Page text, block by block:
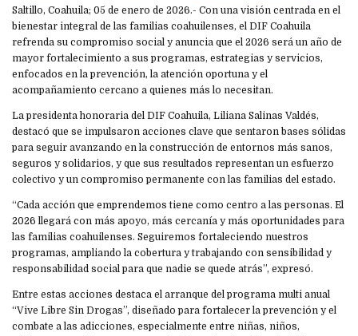
Saltillo, Coahuila; 05 de enero de 2026.- Con una visión centrada en el
bienestar integral de las familias coahuilenses, el DIF Coahuila
refrenda su compromiso social y anuncia que el 2026 será un año de
mayor fortalecimiento a sus programas, estrategias y servicios,
enfocados en la prevención, la atención oportuna y el
acompañamiento cercano a quienes más lo necesitan.
La presidenta honoraria del DIF Coahuila, Liliana Salinas Valdés,
destacó que se impulsaron acciones clave que sentaron bases sólidas
para seguir avanzando en la construcción de entornos más sanos,
seguros y solidarios, y que sus resultados representan un esfuerzo
colectivo y un compromiso permanente con las familias del estado.
“Cada acción que emprendemos tiene como centro a las personas. El
2026 llegará con más apoyo, más cercanía y más oportunidades para
las familias coahuilenses. Seguiremos fortaleciendo nuestros
programas, ampliando la cobertura y trabajando con sensibilidad y
responsabilidad social para que nadie se quede atrás”, expresó.
Entre estas acciones destaca el arranque del programa multi anual
“Vive Libre Sin Drogas”, diseñado para fortalecer la prevención y el
combate a las adicciones, especialmente entre niñas, niños,